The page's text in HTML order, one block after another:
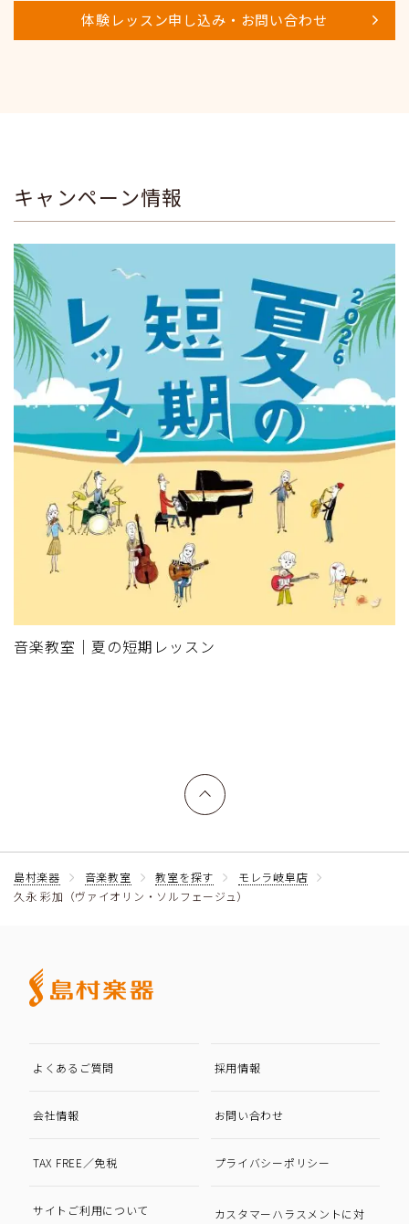
体験レッスン申し込み・お問い合わせ
キャンペーン情報
音楽教室｜夏の短期レッスン
上へ戻る
島村楽器 音楽教室 教室を探す
モレラ岐阜店
久永 彩加（ヴァイオリン・ソルフェージュ）
よくあるご質問 採用情報
会社情報 お問い合わせ
TAX FREE／免税 プライバシーポリシー
サイトご利用について
カスタマーハラスメントに対